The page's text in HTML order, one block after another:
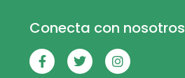
Conecta con nosotros